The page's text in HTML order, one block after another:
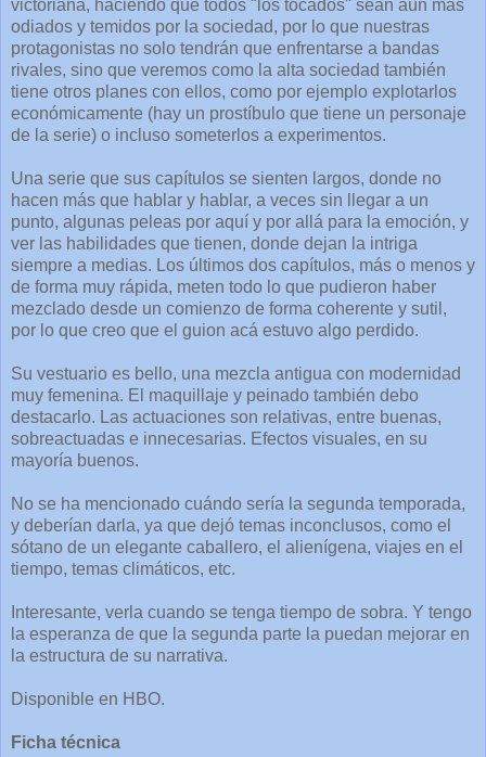
victoriana, haciendo que todos "los tocados" sean aún más
odiados y temidos por la sociedad, por lo que nuestras
protagonistas no solo tendrán que enfrentarse a bandas
rivales, sino que veremos como la alta sociedad también
tiene otros planes con ellos, como por ejemplo explotarlos
económicamente (hay un prostíbulo que tiene un personaje
de la serie) o incluso someterlos a experimentos.
Una serie que sus capítulos se sienten largos, donde no
hacen más que hablar y hablar, a veces sin llegar a un
punto, algunas peleas por aquí y por allá para la emoción, y
ver las habilidades que tienen, donde dejan la intriga
siempre a medias. Los últimos dos capítulos, más o menos y
de forma muy rápida, meten todo lo que pudieron haber
mezclado desde un comienzo de forma coherente y sutil,
por lo que creo que el guion acá estuvo algo perdido.
Su vestuario es bello, una mezcla antigua con modernidad
muy femenina. El maquillaje y peinado también debo
destacarlo. Las actuaciones son relativas, entre buenas,
sobreactuadas e innecesarias. Efectos visuales, en su
mayoría buenos.
No se ha mencionado cuándo sería la segunda temporada,
y deberían darla, ya que dejó temas inconclusos, como el
sótano de un elegante caballero, el alienígena, viajes en el
tiempo, temas climáticos, etc.
Interesante, verla cuando se tenga tiempo de sobra. Y tengo
la esperanza de que la segunda parte la puedan mejorar en
la estructura de su narrativa.
Disponible en HBO.
Ficha técnica